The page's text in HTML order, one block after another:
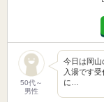
50代～
男性
今日は岡山
入湯です
に…